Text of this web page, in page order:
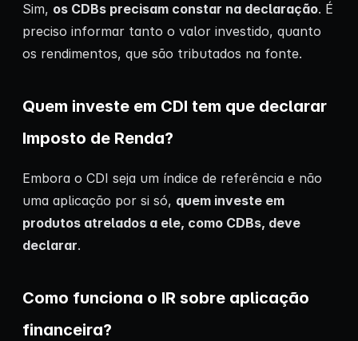
Sim, os CDBs precisam constar na declaração. É
preciso informar tanto o valor investido, quanto
os rendimentos, que são tributados na fonte.
Quem investe em CDI tem que declarar
Imposto de Renda?
Embora o CDI seja um índice de referência e não
uma aplicação por si só, quem investe em
produtos atrelados a ele, como CDBs, deve
declarar.
Como funciona o IR sobre aplicação
financeira?